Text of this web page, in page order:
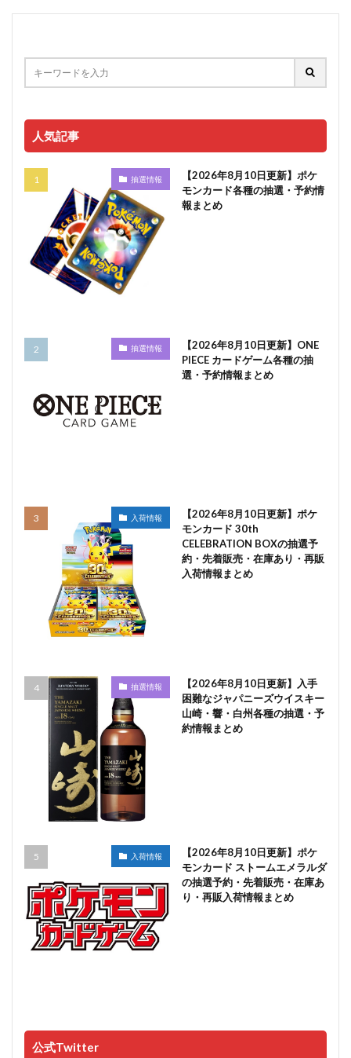
人気記事
抽選情報
【2026年8月10日更新】ポケ
モンカード各種の抽選・予約情
報まとめ
抽選情報
【2026年8月10日更新】ONE
PIECE カードゲーム各種の抽
選・予約情報まとめ
入荷情報
【2026年8月10日更新】ポケ
モンカード 30th
CELEBRATION BOXの抽選予
約・先着販売・在庫あり・再販
入荷情報まとめ
抽選情報
【2026年8月10日更新】入手
困難なジャパニーズウイスキー
山崎・響・白州各種の抽選・予
約情報まとめ
入荷情報
【2026年8月10日更新】ポケ
モンカード ストームエメラルダ
の抽選予約・先着販売・在庫あ
り・再販入荷情報まとめ
公式Twitter